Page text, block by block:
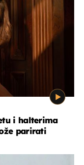
i halterima
parirati